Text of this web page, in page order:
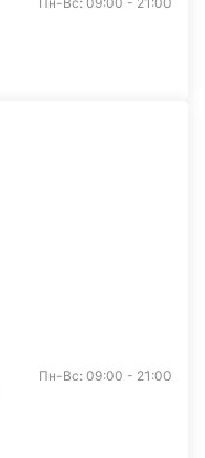
Пн-Вс: 09:00 - 21:00